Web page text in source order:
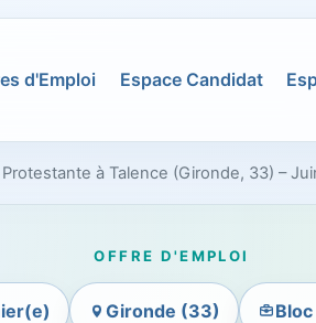
d'Emploi Espace Candidat
à Talence (Gironde, 33) –
OFFRE D'EMPLOI
Gironde (33)